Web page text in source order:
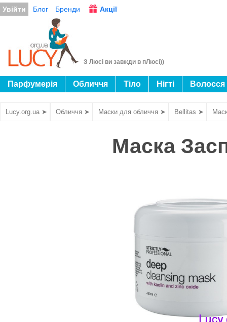
Увійти Блог Бренди Акції
З Люсі ви завжди в пЛюсі))
Парфумерія Обличчя Тіло Нігті Волосся
Lucy.org.ua ➤ Обличчя ➤ Маски для обличчя ➤ Bellitas ➤
Маска